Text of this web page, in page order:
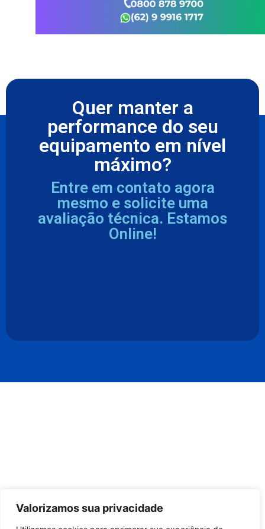
Valorizamos sua privacidade
Quer manter a
performance do seu
equipamento em nível
máximo?
Entre em contato agora
mesmo e solicite uma
avaliação técnica. Estamos
Online!